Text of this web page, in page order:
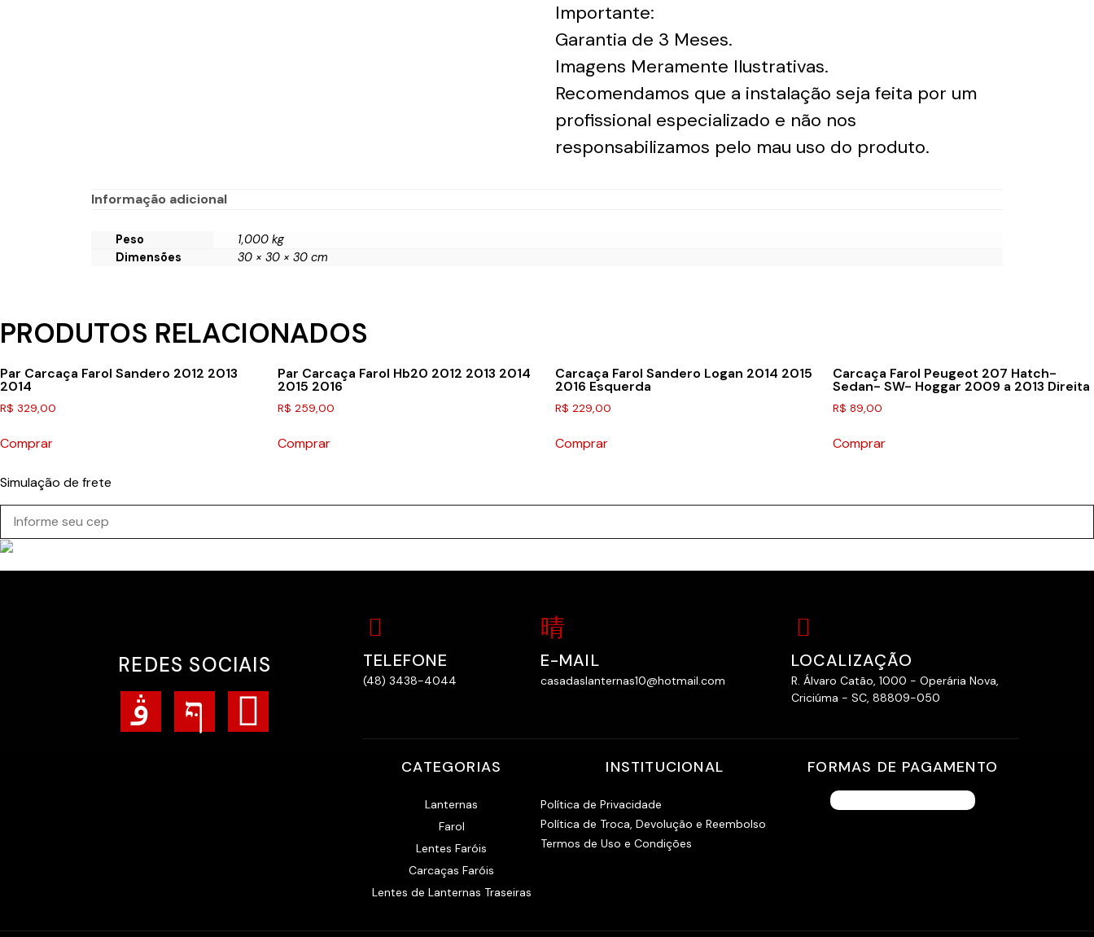
Importante:
Garantia de 3 Meses.
Imagens Meramente Ilustrativas.
Recomendamos que a instalação seja feita por um
profissional especializado e não nos
responsabilizamos pelo mau uso do produto.
Informação adicional
Peso
1,000 kg
Dimensões
30 × 30 × 30 cm
PRODUTOS RELACIONADOS
Par Carcaça Farol Sandero 2012 2013
2014
R$ 329,00
Comprar
Par Carcaça Farol Hb20 2012 2013 2014
2015 2016
R$ 259,00
Comprar
Carcaça Farol Sandero Logan 2014 2015
2016 Esquerda
R$ 229,00
Comprar
Carcaça Farol Peugeot 207 Hatch-
Sedan- SW- Hoggar 2009 a 2013 Direita
R$ 89,00
Comprar
Simulação de frete
REDES SOCIAIS TELEFONE
(48) 3438-4044
E-MAIL
casadaslanternas10@hotmail.com
LOCALIZAÇÃO
R. Álvaro Catão, 1000 - Operária Nova,
Criciúma - SC, 88809-050
CATEGORIAS
Lanternas
Farol
Lentes Faróis
Carcaças Faróis
Lentes de Lanternas Traseiras
INSTITUCIONAL
Política de Privacidade
Política de Troca, Devolução e Reembolso
Termos de Uso e Condições
FORMAS DE PAGAMENTO